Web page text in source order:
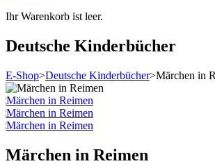
Ihr Warenkorb ist leer.
Deutsche Kinderbücher
E-Shop>Deutsche Kinderbücher>Märchen in
Märchen in Reimen